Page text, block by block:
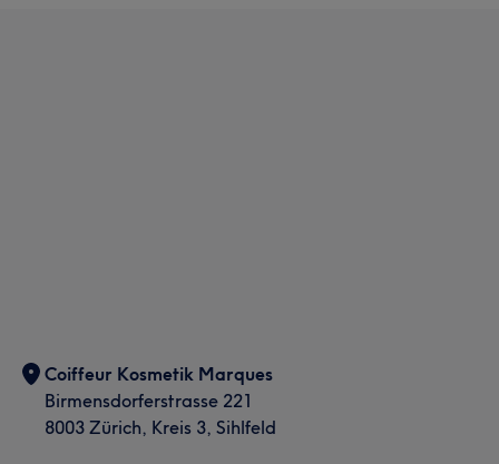
Coiffeur Kosmetik Marques
Birmensdorferstrasse 221
8003 Zürich, Kreis 3, Sihlfeld